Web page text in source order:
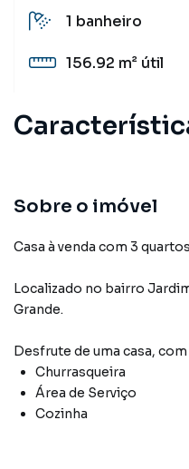
1 banheiro
156.92 m² útil
Sobre o imóvel
Casa à venda com 3
Localizado no bairro
Grande.
Desfrute de uma casa,
Churrasqueira
Área de Serviço
Cozinha